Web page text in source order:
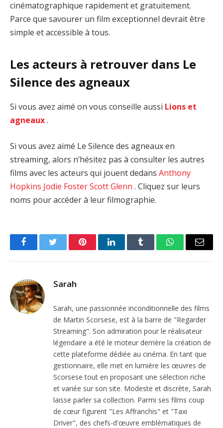
cinématographique rapidement et gratuitement.
Parce que savourer un film exceptionnel devrait être
simple et accessible à tous.
Les acteurs à retrouver dans Le
Silence des agneaux
Si vous avez aimé on vous conseille aussi Lions et
agneaux.
Si vous avez aimé Le Silence des agneaux en
streaming, alors n’hésitez pas à consulter les autres
films avec les acteurs qui jouent dedans Anthony
Hopkins Jodie FosterScott Glenn . Cliquez sur leurs
noms pour accéder à leur filmographie.
FacebookTwitter PinterestLinkedInTumblr WhatsAppEmail
Sarah
Sarah, une passionnée inconditionnelle des films
de Martin Scorsese, est à la barre de "Regarder
Streaming". Son admiration pour le réalisateur
légendaire a été le moteur derrière la création de
cette plateforme dédiée au cinéma. En tant que
gestionnaire, elle met en lumière les œuvres de
Scorsese tout en proposant une sélection riche
et variée sur son site. Modeste et discrète, Sarah
laisse parler sa collection. Parmi ses films coup
de cœur figurent "Les Affranchis" et "Taxi
Driver", des chefs-d'œuvre emblématiques de